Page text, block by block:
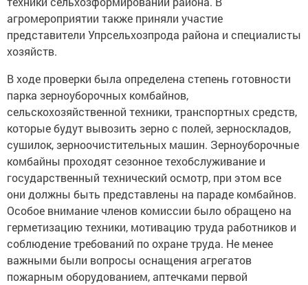
агромероприятии также приняли участие
представители Упрсельхозпрода района и специалисты
хозяйств.
В ходе проверки была определена степень готовности
парка зерноуборочных комбайнов,
сельскохозяйственной техники, транспортных средств,
которые будут вывозить зерно с полей, зерноскладов,
сушилок, зерноочистительных машин. Зерноуборочные
комбайны проходят сезонное техобслуживание и
государственный технический осмотр, при этом все
они должны быть представлены на параде комбайнов.
Особое внимание членов комиссии было обращено на
герметизацию техники, мотивацию труда работников и
соблюдение требований по охране труда. Не менее
важными были вопросы оснащения агрегатов
пожарным оборудованием, аптечками первой